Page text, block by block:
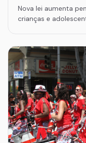
Nova lei aumenta
crianças e